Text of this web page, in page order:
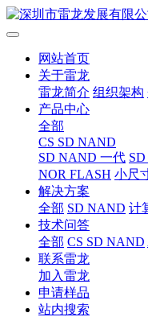
网站首页
关于雷龙
雷龙简介 组织架构
产品中心
全部
CS SD NAND
SD NAND 一代
NOR FLASH 小尺
解决方案
全部 SD NAND 计
技术问答
全部 CS SD NAND
联系雷龙
加入雷龙
申请样品
站内搜索